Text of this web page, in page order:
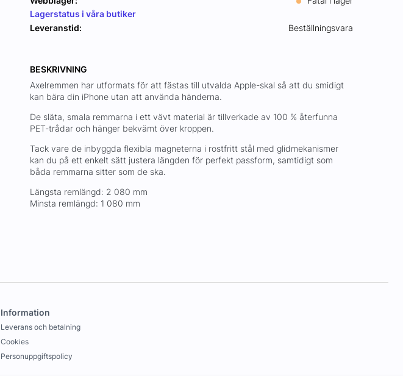
Lagerstatus i våra butiker
Leveranstid:
Beställningsvara
BESKRIVNING
Axelremmen har utformats för att fästas till utvalda Apple-skal så att du smidigt
kan bära din iPhone utan att använda händerna.
De släta, smala remmarna i ett vävt material är tillverkade av 100 % återfunna
PET-trådar och hänger bekvämt över kroppen.
Tack vare de inbyggda flexibla magneterna i rostfritt stål med glidmekanismer
kan du på ett enkelt sätt justera längden för perfekt passform, samtidigt som
båda remmarna sitter som de ska.
Längsta remlängd: 2 080 mm
Minsta remlängd: 1 080 mm
Information
Leverans och betalning
Cookies
Personuppgiftspolicy